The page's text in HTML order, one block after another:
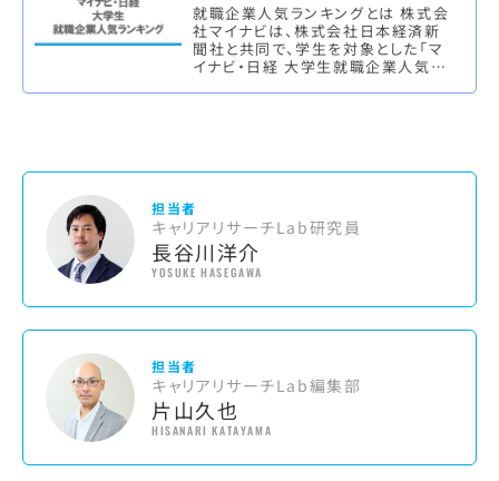
就職企業人気ランキングとは 株式会
社マイナビは、株式会社日本経済新
聞社と共同で、学生を対象とした「マ
イナビ・日経 大学生就職企業人気ラ
担当者
キャリアリサーチLab研究員
長谷川洋介
YOSUKE HASEGAWA
担当者
キャリアリサーチLab編集部
片山久也
HISANARI KATAYAMA